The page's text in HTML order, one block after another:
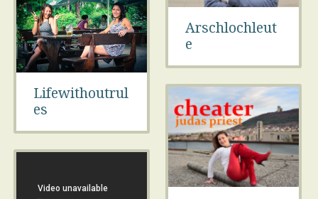
Arschlochleut
e
Lifewithoutrul
es